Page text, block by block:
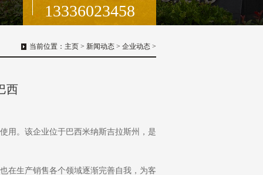
13336023458
当前位置： 主页 > 新闻动态 > 企业动态 >
西
用。该企业位于巴西米纳斯吉拉斯州，是
生产销售各个领域逐渐完善自我，为客